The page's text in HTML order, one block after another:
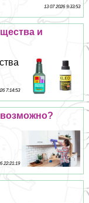
13 07 2026 9:33:53
и
7:14:53
возможно?
22:21:19